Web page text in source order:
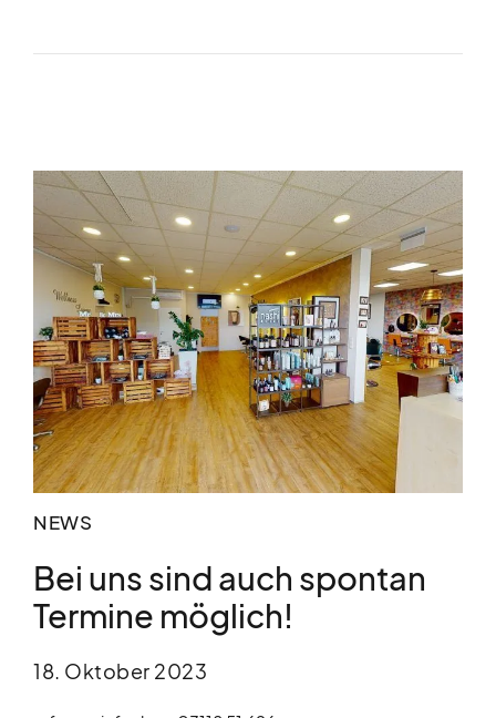
NEWS
Bei uns sind auch spontan
Termine möglich!
18. Oktober 2023